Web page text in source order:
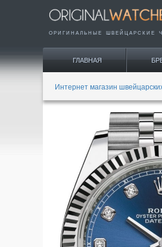
ОРИГИНАЛЬНЫЕ ШВЕЙЦАРСКИЕ
ГЛАВНАЯ
Интернет магазин